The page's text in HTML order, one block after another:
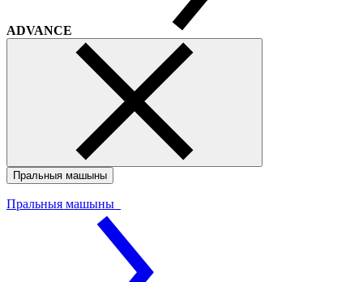
ADVANCE
Пральныя машыны
Пральныя машыны